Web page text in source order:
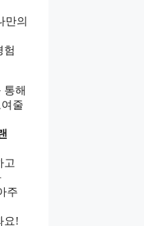
만의
험
통해
줄
고
주
요!